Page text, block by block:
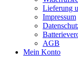
Lieferung
Impressum
AGB
Mein Konto